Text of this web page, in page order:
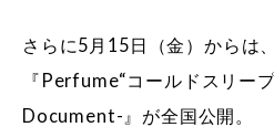
さらに5月15日（金）からは
『Perfume“コールドスリー
Document-』が全国公開。